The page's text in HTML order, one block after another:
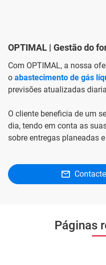
OPTIMAL | Gestão do
Com OPTIMAL, a nossa
o abastecimento de gás
previsões atualizadas
O cliente beneficia de um
dia, tendo em conta as
sobre entregas planeadas
Páginas